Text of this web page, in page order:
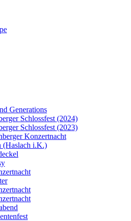
Schlossfest (2024)
Schlossfest (2023)
Konzertnacht
(Haslach i.K.)